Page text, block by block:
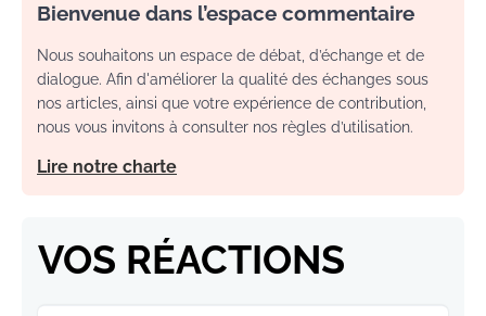
Bienvenue dans l’espace commentaire
Nous souhaitons un espace de débat, d’échange et de
dialogue. Afin d'améliorer la qualité des échanges sous
nos articles, ainsi que votre expérience de contribution,
nous vous invitons à consulter nos règles d’utilisation.
Lire notre charte
VOS RÉACTIONS